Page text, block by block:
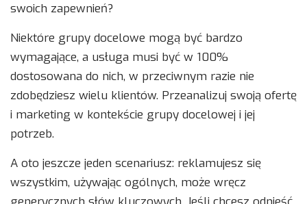
swoich zapewnień?
Niektóre grupy docelowe mogą być bardzo
wymagające, a usługa musi być w 100%
dostosowana do nich, w przeciwnym razie nie
zdobędziesz wielu klientów. Przeanalizuj swoją ofertę
i marketing w kontekście grupy docelowej i jej
potrzeb.
A oto jeszcze jeden scenariusz: reklamujesz się
wszystkim, używając ogólnych, może wręcz